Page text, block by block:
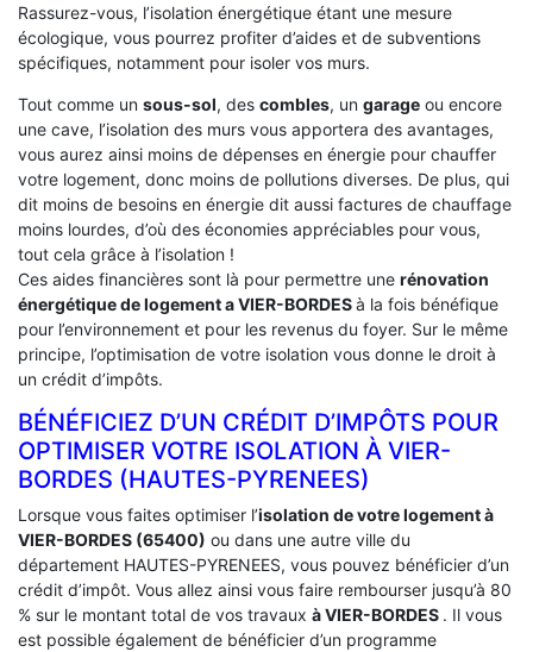
Rassurez-vous, l’isolation énergétique étant une mesure
écologique, vous pourrez profiter d’aides et de subventions
spécifiques, notamment pour isoler vos murs.
Tout comme un sous-sol, des combles, un garage ou encore
une cave, l’isolation des murs vous apportera des avantages,
vous aurez ainsi moins de dépenses en énergie pour chauffer
votre logement, donc moins de pollutions diverses. De plus, qui
dit moins de besoins en énergie dit aussi factures de chauffage
moins lourdes, d’où des économies appréciables pour vous,
tout cela grâce à l’isolation !
Ces aides financières sont là pour permettre une rénovation
énergétique de logement aVIER-BORDESà la fois bénéfique
pour l’environnement et pour les revenus du foyer. Sur le même
principe, l’optimisation de votre isolation vous donne le droit à
un crédit d’impôts.
BÉNÉFICIEZ D’UN CRÉDIT D’IMPÔTS POUR
OPTIMISER VOTRE ISOLATION À ‎VIER-
BORDES (HAUTES-PYRENEES)
Lorsque vous faites optimiser l’isolation de votre logement à
VIER-BORDES (65400) ou dans une autre ville du
département HAUTES-PYRENEES, vous pouvez bénéficier d’un
crédit d’impôt. Vous allez ainsi vous faire rembourser jusqu’à 80
% sur le montant total de vos travaux à VIER-BORDES . Il vous
est possible également de bénéficier d’un programme